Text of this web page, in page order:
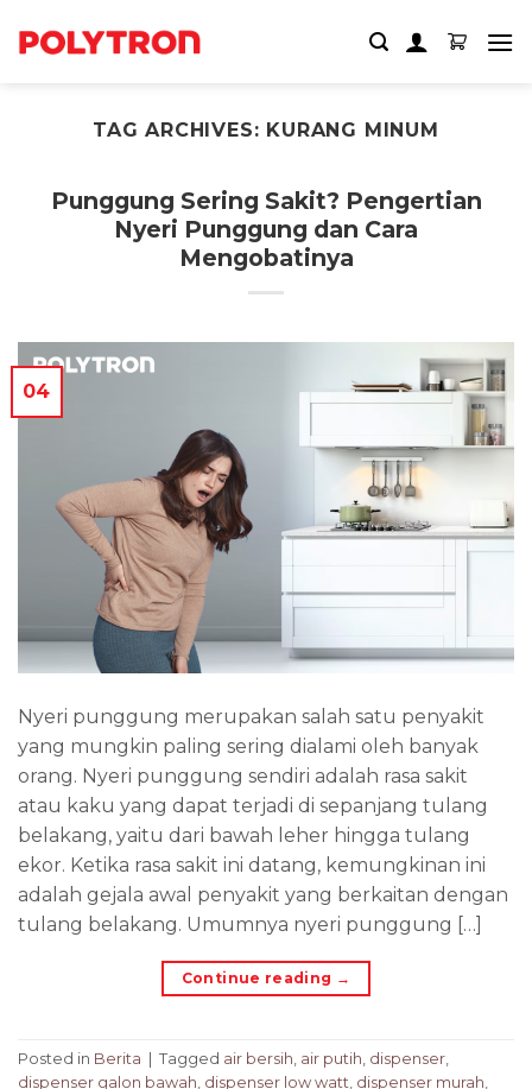
TAG ARCHIVES: KURANG MINUM
Punggung Sering Sakit? Pengertian
Nyeri Punggung dan Cara
Mengobatinya
04
Nyeri punggung merupakan salah satu penyakit
yang mungkin paling sering dialami oleh banyak
orang. Nyeri punggung sendiri adalah rasa sakit
atau kaku yang dapat terjadi di sepanjang tulang
belakang, yaitu dari bawah leher hingga tulang
ekor. Ketika rasa sakit ini datang, kemungkinan ini
adalah gejala awal penyakit yang berkaitan dengan
tulang belakang. Umumnya nyeri punggung […]
Continue reading →
Posted in Berita Tagged air bersih, air putih, dispenser,
dispenser galon bawah, dispenser low watt, dispenser murah,